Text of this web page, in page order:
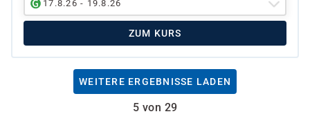
17.8.26 - 19.8.26
ZUM KURS
WEITERE ERGEBNISSE LADEN
5 von 29